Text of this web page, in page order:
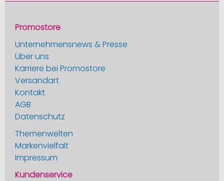
Promostore
Unternehmensnews & Presse
Über uns
Karriere bei Promostore
Versandart
Kontakt
AGB
Datenschutz
Themenwelten
Markenvielfalt
Impressum
Kundenservice